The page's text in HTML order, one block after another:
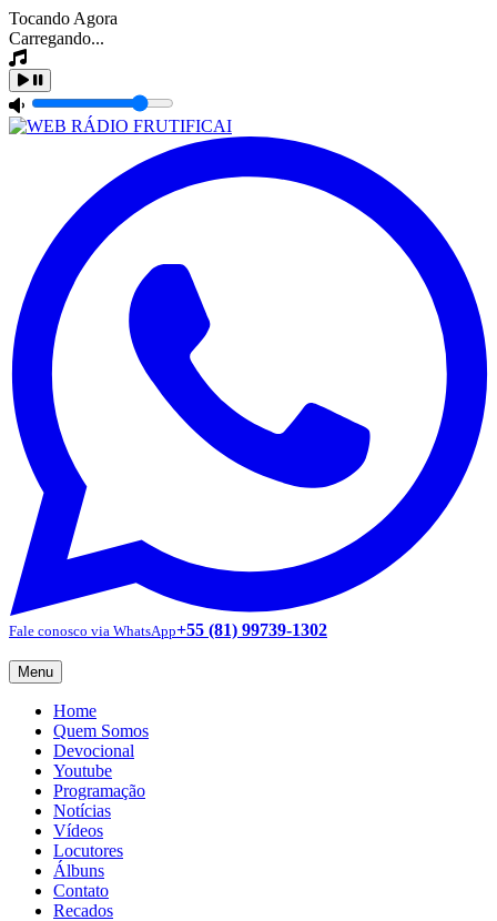
Tocando Agora
Carregando...
Fale conosco via WhatsApp+55 (81) 99739-1302
Menu
Home
Quem Somos
Devocional
Youtube
Programação
Notícias
Vídeos
Locutores
Álbuns
Contato
Recados